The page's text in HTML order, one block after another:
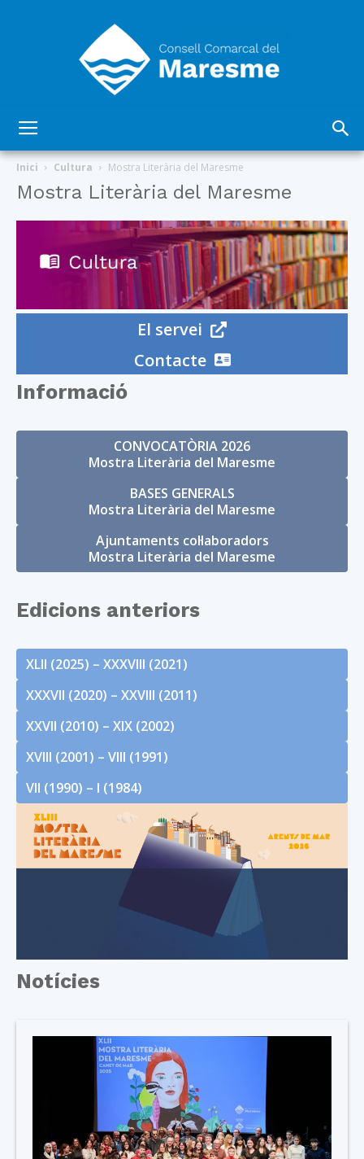
del
Maresme
Inici Cultura Mostra Literària del Maresme
Mostra Literària del Maresme
El servei
Contacte
Informació
CONVOCATÒRIA 2026
Mostra Literària del Maresme
BASES GENERALS
Mostra Literària del Maresme
Ajuntaments col·laboradors
Mostra Literària del Maresme
Edicions anteriors
XLII (2025) – XXXVIII (2021)
XXXVII (2020) – XXVIII (2011)
XXVII (2010) – XIX (2002)
XVIII (2001) – VIII (1991)
VII (1990) – I (1984)
Notícies